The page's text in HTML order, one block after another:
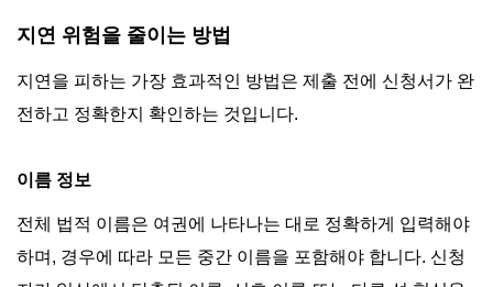
지연 위험을 줄이는 방법
지연을 피하는 가장 효과적인 방법은 제출 전에 신청서가 완
전하고 정확한지 확인하는 것입니다.
이름 정보
전체 법적 이름은 여권에 나타나는 대로 정확하게 입력해야
하며, 경우에 따라 모든 중간 이름을 포함해야 합니다. 신청